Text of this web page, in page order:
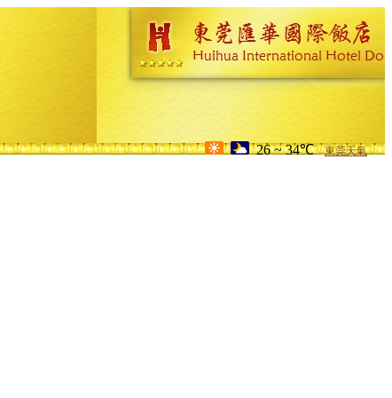
26 ~ 34℃ 東莞天氣